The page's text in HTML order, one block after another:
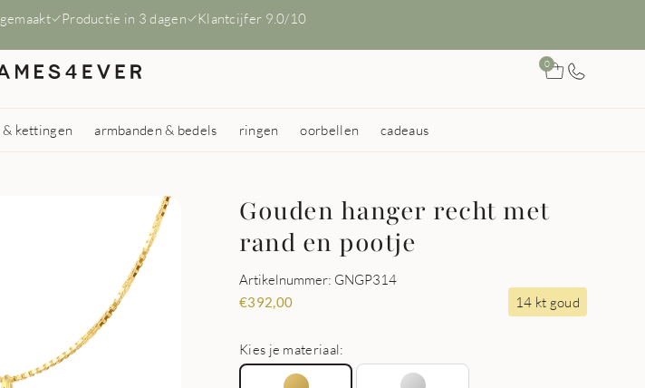
Productie in 3 dagen Klantcijfer 9.0/10
0
& kettingen armbanden & bedels ringen oorbellen cadeaus
Gouden hanger recht met
rand en pootje
Artikelnummer: GNGP314
€392,00 14 kt goud
Kies je materiaal: